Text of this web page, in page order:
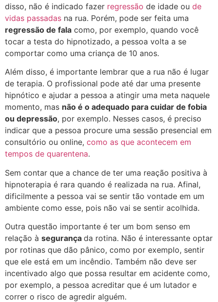
disso, não é indicado fazer regressão de idade ou de
vidas passadas na rua. Porém, pode ser feita uma
regressão de fala como, por exemplo, quando você
tocar a testa do hipnotizado, a pessoa volta a se
comportar como uma criança de 10 anos.
Além disso, é importante lembrar que a rua não é lugar
de terapia. O profissional pode até dar uma presente
hipnótico e ajudar a pessoa a atingir uma meta naquele
momento, mas não é o adequado para cuidar de fobia
ou depressão, por exemplo. Nesses casos, é preciso
indicar que a pessoa procure uma sessão presencial em
consultório ou online, como as que acontecem em
tempos de quarentena.
Sem contar que a chance de ter uma reação positiva à
hipnoterapia é rara quando é realizada na rua. Afinal,
dificilmente a pessoa vai se sentir tão vontade em um
ambiente como esse, pois não vai se sentir acolhida.
Outra questão importante é ter um bom senso em
relação à segurança da rotina. Não é interessante optar
por rotinas que dão pânico, como por exemplo, sentir
que ele está em um incêndio. Também não deve ser
incentivado algo que possa resultar em acidente como,
por exemplo, a pessoa acreditar que é um lutador e
correr o risco de agredir alguém.